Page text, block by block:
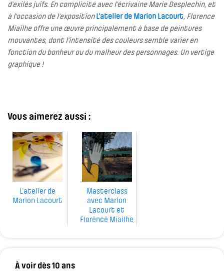
d’exilés juifs. En complicité avec l'écrivaine Marie Desplechin, et
à l'occasion de l'expositionL'atelier de Marion Lacourt, Florence
Miailhe offre une œuvre principalement à base de peintures
mouvantes, dont l’intensité des couleurs semble varier en
fonction du bonheur ou du malheur des personnages. Un vertige
graphique !
Vous aimerez aussi :
L'atelier de
Marion Lacourt
Masterclass
avec Marion
Lacourt et
Florence Miailhe
À voir dès 10 ans